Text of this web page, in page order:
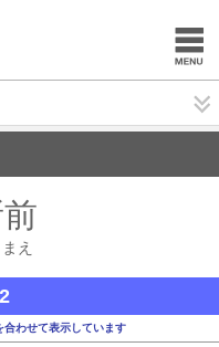
え
わせて表示しています